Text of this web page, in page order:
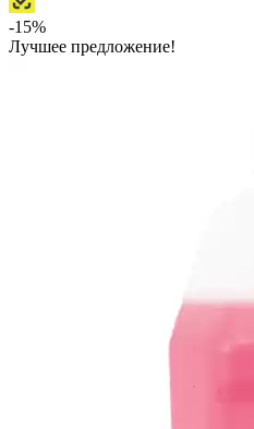
-15%
Лучшее предложение!